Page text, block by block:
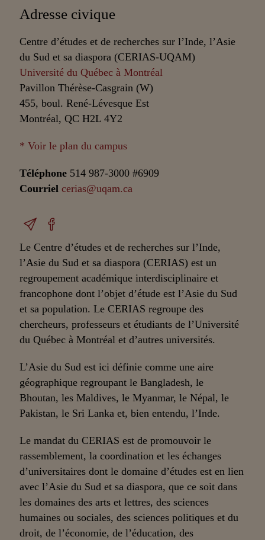
Adresse civique
Centre d’études et de recherches sur l’Inde, l’Asie
du Sud et sa diaspora (CERIAS-UQAM)
Université du Québec à Montréal
Pavillon Thérèse-Casgrain (W)
455, boul. René-Lévesque Est
Montréal, QC H2L 4Y2
* Voir le plan du campus
Téléphone 514 987-3000 #6909
Courriel cerias@uqam.ca
Le Centre d’études et de recherches sur l’Inde,
l’Asie du Sud et sa diaspora (CERIAS) est un
regroupement académique interdisciplinaire et
francophone dont l’objet d’étude est l’Asie du Sud
et sa population. Le CERIAS regroupe des
chercheurs, professeurs et étudiants de l’Université
du Québec à Montréal et d’autres universités.
L’Asie du Sud est ici définie comme une aire
géographique regroupant le Bangladesh, le
Bhoutan, les Maldives, le Myanmar, le Népal, le
Pakistan, le Sri Lanka et, bien entendu, l’Inde.
Le mandat du CERIAS est de promouvoir le
rassemblement, la coordination et les échanges
d’universitaires dont le domaine d’études est en lien
avec l’Asie du Sud et sa diaspora, que ce soit dans
les domaines des arts et lettres, des sciences
humaines ou sociales, des sciences politiques et du
droit, de l’économie, de l’éducation, des